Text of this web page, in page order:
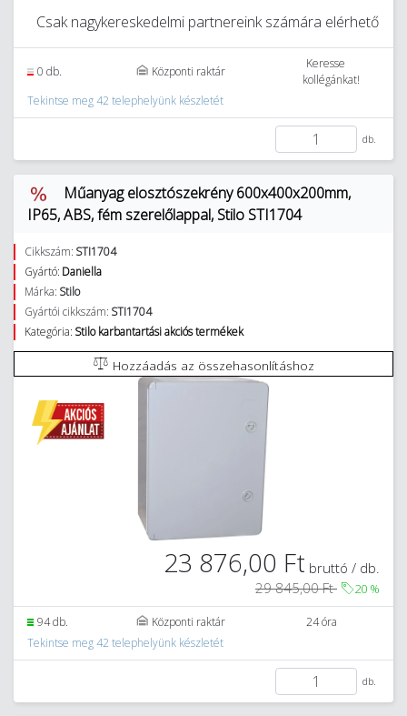
Csak nagykereskedelmi partnereink számára elérhető
0 db. Központi raktár
Keresse
kollégánkat!
Tekintse meg 42 telephelyünk készletét
db.
Műanyag elosztószekrény 600x400x200mm,
IP65, ABS, fém szerelőlappal, Stilo STI1704
Cikkszám: STI1704
Gyártó: Daniella
Márka: Stilo
Gyártói cikkszám: STI1704
Kategória: Stilo karbantartási akciós termékek
Hozzáadás az összehasonlításhoz
23 876,00 Ft bruttó / db.
29 845,00 Ft
20 %
94 db. Központi raktár
24 óra
Tekintse meg 42 telephelyünk készletét
db.